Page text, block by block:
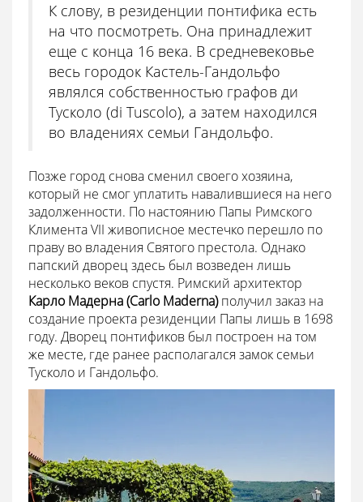
К слову, в резиденции понтифика есть
на что посмотреть. Она принадлежит
еще с конца 16 века. В средневековье
весь городок Кастель-Гандольфо
являлся собственностью графов ди
Тусколо (di Tuscolo), а затем находился
во владениях семьи Гандольфо.
Позже город снова сменил своего хозяина,
который не смог уплатить навалившиеся на него
задолженности. По настоянию Папы Римского
Климента VII живописное местечко перешло по
праву во владения Святого престола. Однако
папский дворец здесь был возведен лишь
несколько веков спустя. Римский архитектор
Карло Мадерна (Carlo Maderna)получил заказ на
создание проекта резиденции Папы лишь в 1698
году. Дворец понтификов был построен на том
же месте, где ранее располагался замок семьи
Тусколо и Гандольфо.